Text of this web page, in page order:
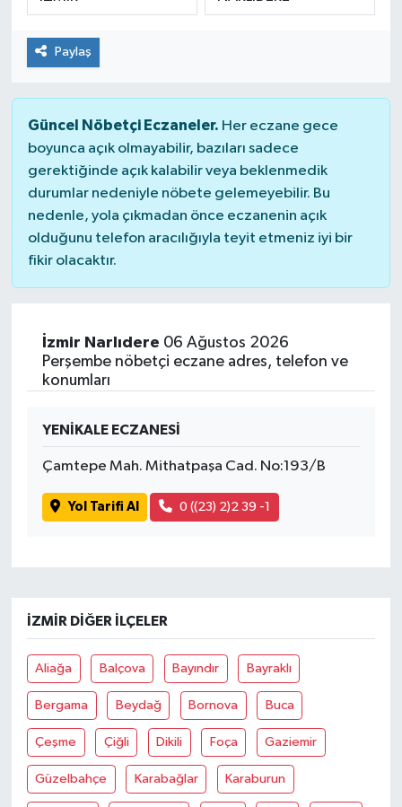
Paylaş
Güncel Nöbetçi Eczaneler. Her eczane gece
boyunca açık olmayabilir, bazıları sadece
gerektiğinde açık kalabilir veya beklenmedik
durumlar nedeniyle nöbete gelemeyebilir. Bu
nedenle, yola çıkmadan önce eczanenin açık
olduğunu telefon aracılığıyla teyit etmeniz iyi bir
fikir olacaktır.
İzmir Narlıdere 06 Ağustos 2026
Perşembe nöbetçi eczane adres, telefon ve
konumları
YENİKALE ECZANESİ
Çamtepe Mah. Mithatpaşa Cad. No:193/B
Yol Tarifi Al 0 ((23) 2)2 39 -1
İZMIR DIĞER İLÇELER
Aliağa Balçova Bayındır Bayraklı
Bergama Beydağ Bornova Buca
Çeşme Çiğli Dikili Foça Gaziemir
Güzelbahçe Karabağlar Karaburun